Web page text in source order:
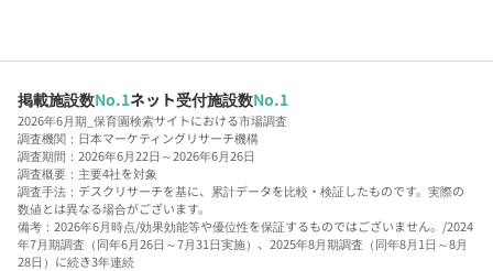
掲載施設数No.1ネット受付施設数No.1
2026年6月期_保育園検索サイトにおける市場調査
調査機関：日本マーケティングリサーチ機構
調査期間：2026年6月22日～2026年6月26日
調査概要：主要4社を対象
調査手法：デスクリサーチを基に、累計データを比較・検証したものです。実際の
数値とは異なる場合がございます。
備考：2026年6月時点/効果効能等や優位性を保証するものではございません。/2024
年7月期調査（同年6月26日～7月31日実施）、2025年8月期調査（同年8月1日～8月
28日）に続き3年連続